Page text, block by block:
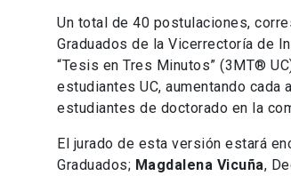
Un total de 40 postulaciones,
Graduados de la Vicerrectoría de
“Tesis en Tres Minutos” (3MT®
estudiantes UC, aumentando
estudiantes de doctorado en la
El jurado de esta versión estará
Graduados; Magdalena Vicuña,